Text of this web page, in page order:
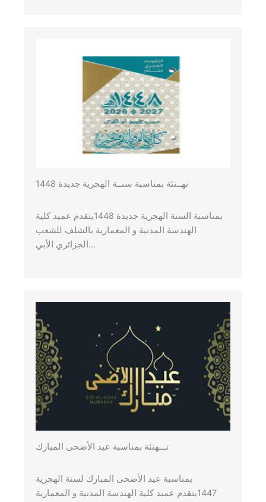
1448 تهــنئة بمناسبة سنــة الهجرية جديدة
بمناسبة السنة الهجرية جديدة 1448يتقدم عميد كلية
الهندسة المدنية و المعمارية بالشلف للشعب
الجزائري الأبي…
تـــهنئة بمناسبة عيد الأضحى المبارك
بمناسبة عيد الأضحى المبارك لسنة الهجرية
1447يتقدم عميد كلية الهندسة المدنية و المعمارية